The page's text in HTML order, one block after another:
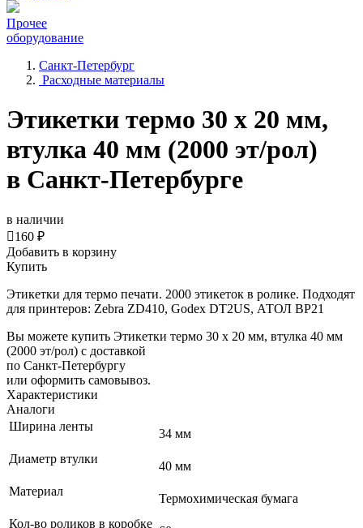
Прочее
оборудование
Санкт-Петербург
Расходные материалы
Этикетки термо 30 х 20 мм,
втулка 40 мм (2000 эт/рол)
в Санкт-Петербурге
в наличии
160 ₽
Добавить в корзину
Купить
Этикетки для термо печати. 2000 этикеток в ролике. Подходят
для принтеров: Zebra ZD410, Godex DT2US, АТОЛ BP21
Вы можете купить Этикетки термо 30 х 20 мм, втулка 40 мм
(2000 эт/рол) с доставкой
по Санкт-Петербургу
или оформить самовывоз.
Характеристики
Аналоги
Ширина ленты
34 мм
Диаметр втулки
40 мм
Материал
Термохимическая бумага
Кол-во роликов в коробке